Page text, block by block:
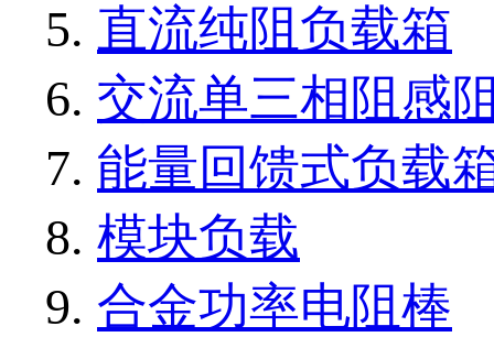
直流纯阻负载箱
交流单三相阻感
能量回馈式负载
模块负载
合金功率电阻棒